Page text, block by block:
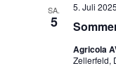
SA.
5
5. Juli
Agricola
Zellerfeld,